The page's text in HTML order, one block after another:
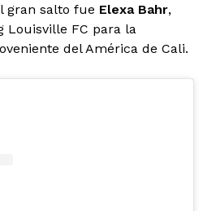
gran salto fue Elexa Bahr,
Louisville FC para la
del América de Cali.